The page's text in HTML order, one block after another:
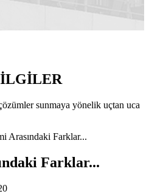
sunmaya yönelik uçtan uca
Farklar...